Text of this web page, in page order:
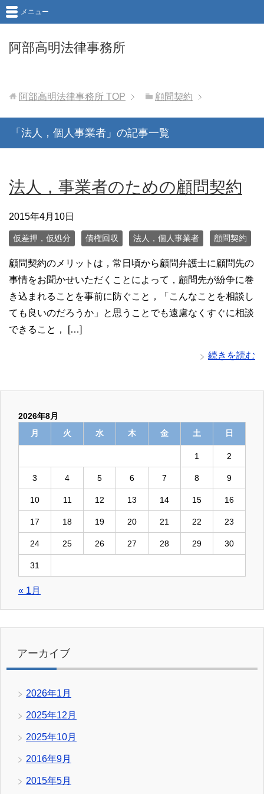
阿部高明法律事務所
メニュー
阿部高明法律事務所 TOP 顧問契約
「法人，個人事業者」の記事一覧
法人，事業者のための顧問契約
2015年4月10日
仮差押，仮処分 債権回収 法人，個人事業者 顧問契約
顧問契約のメリットは，常日頃から顧問弁護士に顧問先の
事情をお聞かせいただくことによって，顧問先が紛争に巻
き込まれることを事前に防ぐこと，「こんなことを相談し
ても良いのだろうか」と思うことでも遠慮なくすぐに相談
できること， […]
続きを読む
2026年8月
月
火 水 木 金 土 日
1 2
3 4 5 6 7 8 9
10 11 12 13 14 15 16
17 18 19 20 21 22 23
24 25 26 27 28 29 30
31
« 1月
アーカイブ
2026年1月
2025年12月
2025年10月
2016年9月
2015年5月